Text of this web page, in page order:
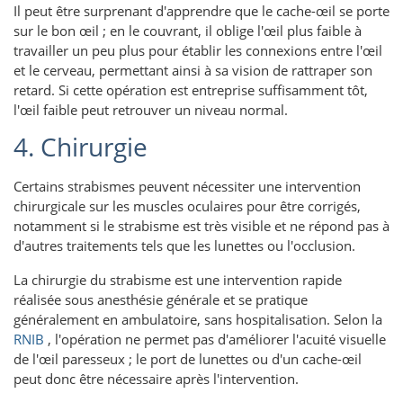
Il peut être surprenant d'apprendre que le cache-œil se porte
sur le bon œil ; en le couvrant, il oblige l'œil plus faible à
travailler un peu plus pour établir les connexions entre l'œil
et le cerveau, permettant ainsi à sa vision de rattraper son
retard. Si cette opération est entreprise suffisamment tôt,
l'œil faible peut retrouver un niveau normal.
4. Chirurgie
Certains strabismes peuvent nécessiter une intervention
chirurgicale sur les muscles oculaires pour être corrigés,
notamment si le strabisme est très visible et ne répond pas à
d'autres traitements tels que les lunettes ou l'occlusion.
La chirurgie du strabisme est une intervention rapide
réalisée sous anesthésie générale et se pratique
généralement en ambulatoire, sans hospitalisation. Selon la
RNIB , l'opération ne permet pas d'améliorer l'acuité visuelle
de l'œil paresseux ; le port de lunettes ou d'un cache-œil
peut donc être nécessaire après l'intervention.